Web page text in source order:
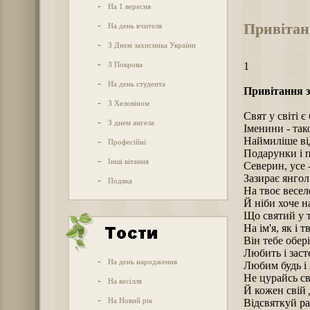
- На 1 вересня
- На день вчителя
- З Днем захисника України
- З Покрова
- На день студента
- З Хеловіном
- З днем ангела
- Професійні
- Інші вітання
- Подяка
- На день народження
- На весілля
- На Новий рік
1
Привітання
Свят у світі є
Іменини -
Наймиліше
Подарунки і
Северин, усе
Зазирає
На твоє
Й ніби хоче
Що святий у
На ім'я, як і
Він тебе
Любить і
Любим будь і
Не цурайсь
Й кожен свій
Відсвяткуй